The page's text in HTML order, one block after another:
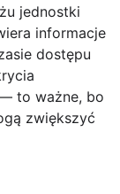
jednostki
informacje
dostępu
to ważne, bo
zwiększyć